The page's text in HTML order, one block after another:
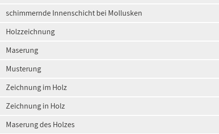
schimmernde Innenschicht bei Mollusken
Holzzeichnung
Maserung
Musterung
Zeichnung im Holz
Zeichnung in Holz
Maserung des Holzes